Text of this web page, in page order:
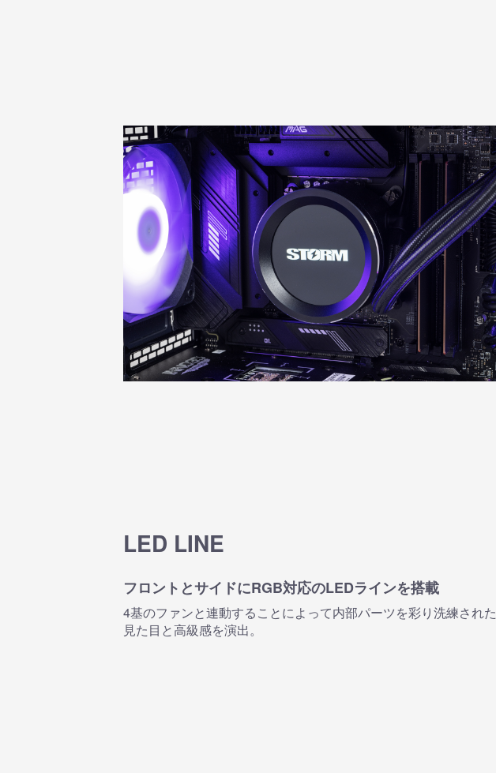
LED LINE
フロントとサイドにRGB対応のLEDラインを搭載
4基のファンと連動することによって内部パーツを彩り洗練された
見た目と高級感を演出。